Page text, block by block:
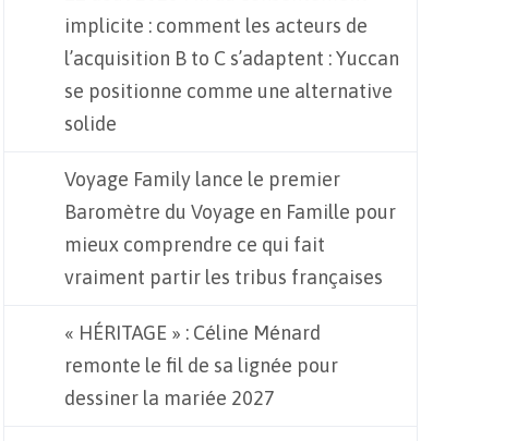
implicite : comment les acteurs de
l’acquisition B to C s’adaptent : Yuccan
se positionne comme une alternative
solide
Voyage Family lance le premier
Baromètre du Voyage en Famille pour
mieux comprendre ce qui fait
vraiment partir les tribus françaises
« HÉRITAGE » : Céline Ménard
remonte le fil de sa lignée pour
dessiner la mariée 2027